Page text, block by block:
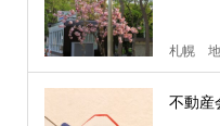
札幌 地
不動